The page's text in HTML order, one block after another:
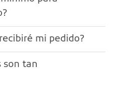
mi pedido?
son tan